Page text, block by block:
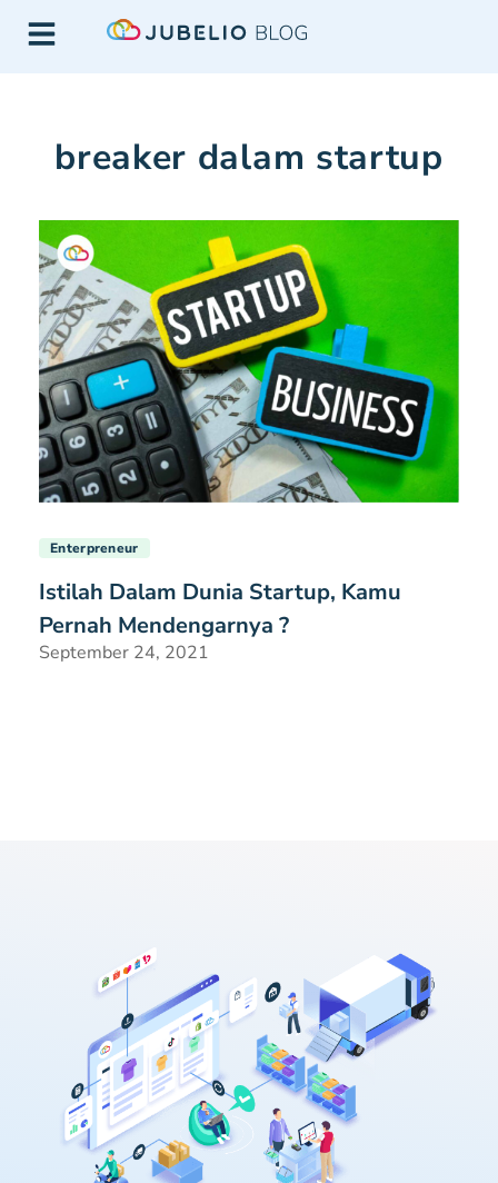
breaker dalam startup
Enterpreneur
Istilah Dalam Dunia Startup, Kamu
Pernah Mendengarnya ?
September 24, 2021